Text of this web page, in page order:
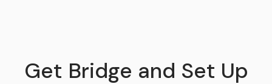
Get Bridge and Set Up